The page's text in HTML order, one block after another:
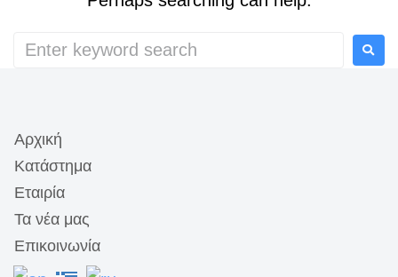
Αρχική
Κατάστημα
Εταιρία
Τα νέα μας
Επικοινωνία